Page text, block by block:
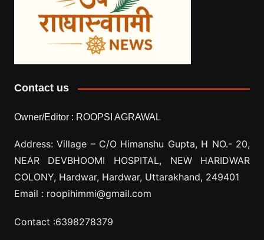
Contact us
Owner/Editor : ROOPSI AGRAWAL
Address: Village – C/O Himanshu Gupta, H NO.- 20,
NEAR DEVBHOOMI HOSPITAL, NEW HARIDWAR
COLONY, Hardwar, Hardwar, Uttarakhand, 249401
Email : roopihimmi@gmail.com
Contact :6398278379